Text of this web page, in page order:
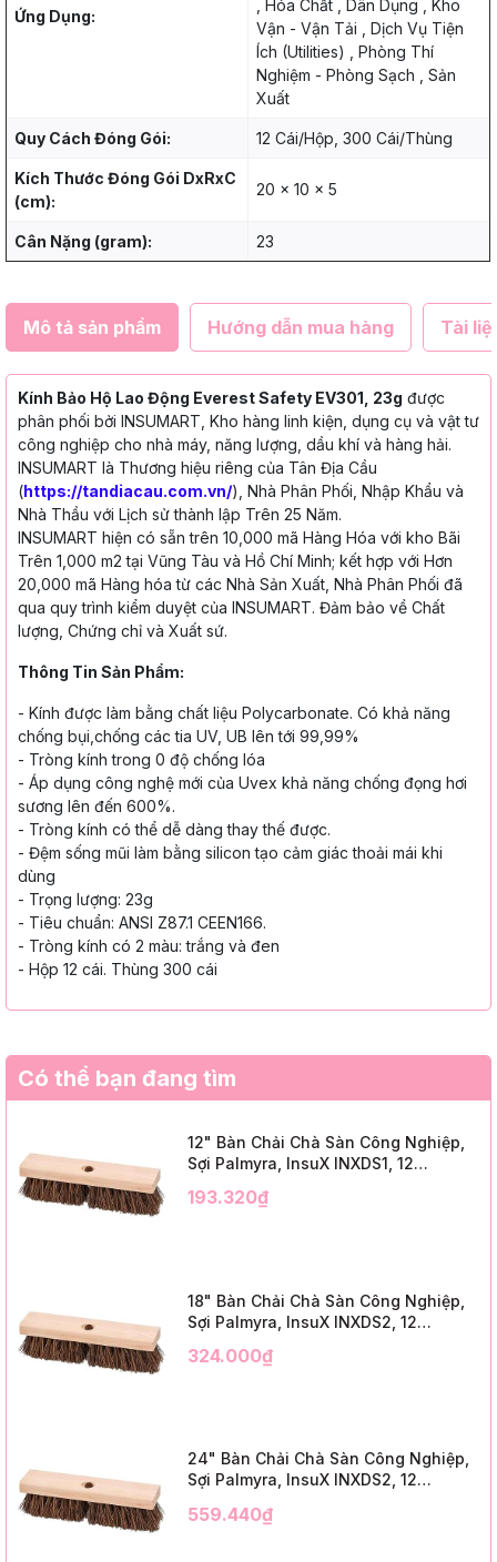
Ứng Dụng:
, Hóa Chất , Dân Dụng , Kho
Vận - Vận Tải , Dịch Vụ Tiện
Ích (Utilities) , Phòng Thí
Nghiệm - Phòng Sạch , Sản
Xuất
Quy Cách Đóng Gói: 12 Cái/Hộp, 300 Cái/Thùng
Kích Thước Đóng Gói DxRxC
(cm):
20 x 10 x 5
Cân Nặng (gram): 23
Mô tả sản phẩm Hướng dẫn mua hàng Tài
Kính Bảo Hộ Lao Động Everest Safety EV301, 23g được
phân phối bởi INSUMART, Kho hàng linh kiện, dụng cụ và vật tư
công nghiệp cho nhà máy, năng lượng, dầu khí và hàng hải.
INSUMART là Thương hiệu riêng của Tân Địa Cầu
(https://tandiacau.com.vn/), Nhà Phân Phối, Nhập Khẩu và
Nhà Thầu với Lịch sử thành lập Trên 25 Năm.
INSUMART hiện có sẵn trên 10,000 mã Hàng Hóa với kho Bãi
Trên 1,000 m2 tại Vũng Tàu và Hồ Chí Minh; kết hợp với Hơn
20,000 mã Hàng hóa từ các Nhà Sản Xuất, Nhà Phân Phối đã
qua quy trình kiểm duyệt của INSUMART. Đảm bảo về Chất
lượng, Chứng chỉ và Xuất sứ.
Thông Tin Sản Phẩm:
- Kính được làm bằng chất liệu Polycarbonate. Có khả năng
chống bụi,chống các tia UV, UB lên tới 99,99%
- Tròng kính trong 0 độ chống lóa
- Áp dụng công nghệ mới của Uvex khả năng chống đọng hơi
sương lên đến 600%.
- Tròng kính có thể dễ dàng thay thế được.
- Đệm sống mũi làm bằng silicon tạo cảm giác thoải mái khi
dùng
- Trọng lượng: 23g
- Tiêu chuẩn: ANSI Z87.1 CEEN166.
- Tròng kính có 2 màu: trắng và đen
- Hộp 12 cái. Thùng 300 cái
Có thể bạn đang tìm
12" Bàn Chải Chà Sàn Công Nghiệp,
Sợi Palmyra, InsuX INXDS1, 12
Trim)
193.320₫
18" Bàn Chải Chà Sàn Công Nghiệp,
Sợi Palmyra, InsuX INXDS2, 12
Trim)
324.000₫
24" Bàn Chải Chà Sàn Công Nghiệp,
Sợi Palmyra, InsuX INXDS2, 12
3" Trim)
559.440₫